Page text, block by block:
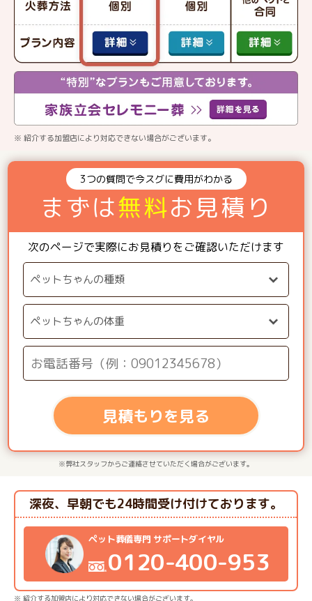
※ 紹介する加盟店により対応できない場合がございます。
3つの質問で今スグに費用がわかる
まずは無料お見積り
次のページで実際にお見積りをご確認いただけます
見積もりを見る
※弊社スタッフからご連絡させていただく場合がございます。
ペット葬儀専門 サポートダイヤル
0120-400-953
深夜、早朝でも24時間受け付けております。
※ 紹介する加盟店により対応できない場合がございます。